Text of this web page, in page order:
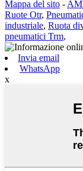
Mappa del sito -
Ruote Otr,
industriale, Ruota
pneumatici Trm,
Invia email
WhatsApp
x